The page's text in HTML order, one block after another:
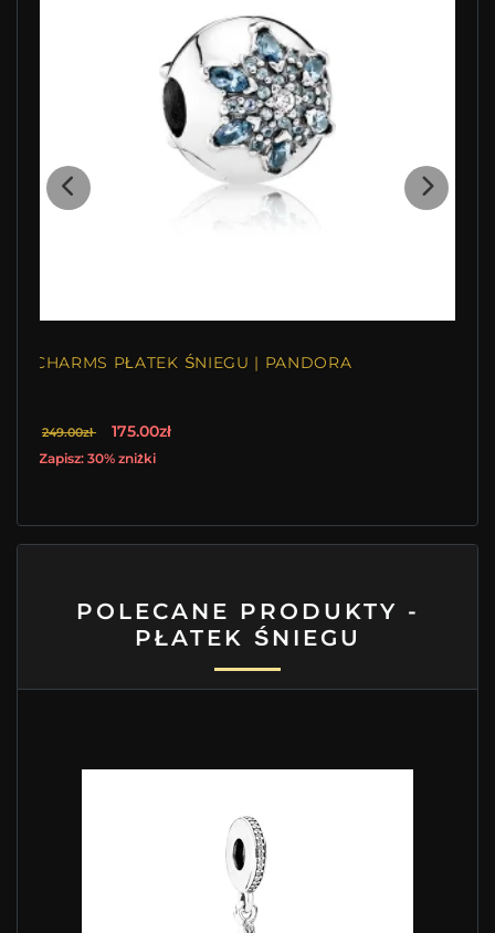
CHARMS PŁATEK ŚNIEGU | PANDORA
249.00zł 175.00zł
Zapisz: 30% zniżki
POLECANE PRODUKTY -
PŁATEK ŚNIEGU